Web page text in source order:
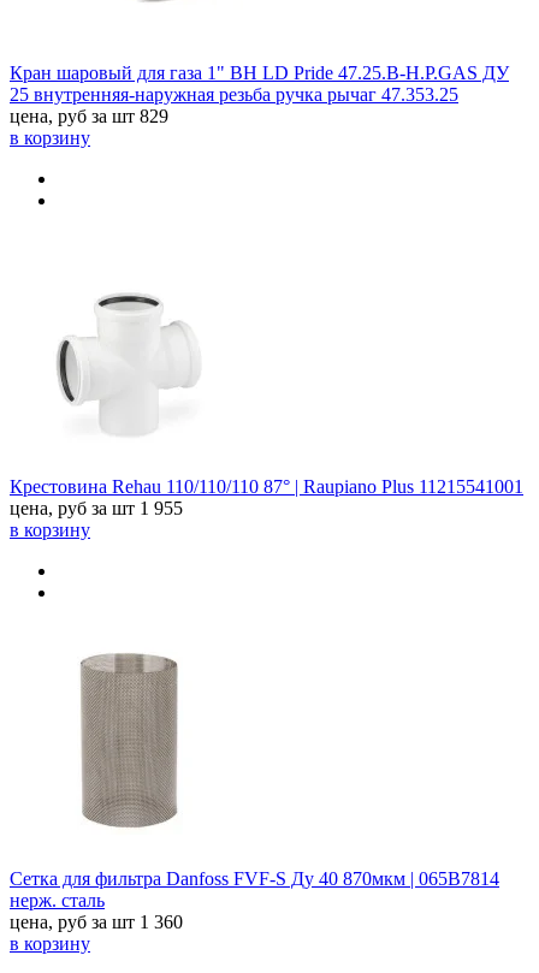
Кран шаровый для газа 1" ВН LD Pride 47.25.В-Н.Р.GAS ДУ
25 внутренняя-наружная резьба ручка рычаг 47.353.25
цена, руб за шт 829
в корзину
Крестовина Rehau 110/110/110 87° | Raupiano Plus 11215541001
цена, руб за шт 1 955
в корзину
Сетка для фильтра Danfoss FVF-S Ду 40 870мкм | 065B7814
нерж. сталь
цена, руб за шт 1 360
в корзину